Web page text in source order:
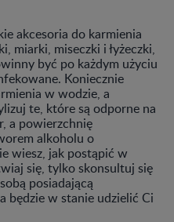
akcesoria do karmienia
miarki, miseczki i łyżeczki,
być po każdym użyciu
Koniecznie
w wodzie, a
te, które są odporne na
a powierzchnię
alkoholu o
wiesz, jak postąpić w
się, tylko skonsultuj się
posiadającą
będzie w stanie udzielić Ci